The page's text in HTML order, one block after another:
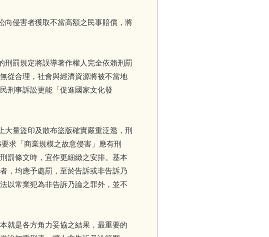
向侵害者獲取不當高額之民事賠償，將
刑罰規定將誤導著作權人完全依賴刑罰
從合理，社會與經濟資源將被不當地
刑事訴訟更能「促進國家文化發
量盜印及散布盜版確實嚴重泛濫，刑
求「商業規模之故意侵害」應有刑
罰條文時，宜作更細緻之安排。基本
，均應予處罰，至於告訴或非告訴乃
以常業犯為非告訴乃論之罪外，並不
就是各方角力妥協之結果，最重要的